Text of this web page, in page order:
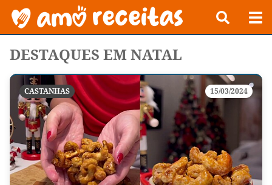
DESTAQUES EM NATAL
CASTANHAS 15/03/2024